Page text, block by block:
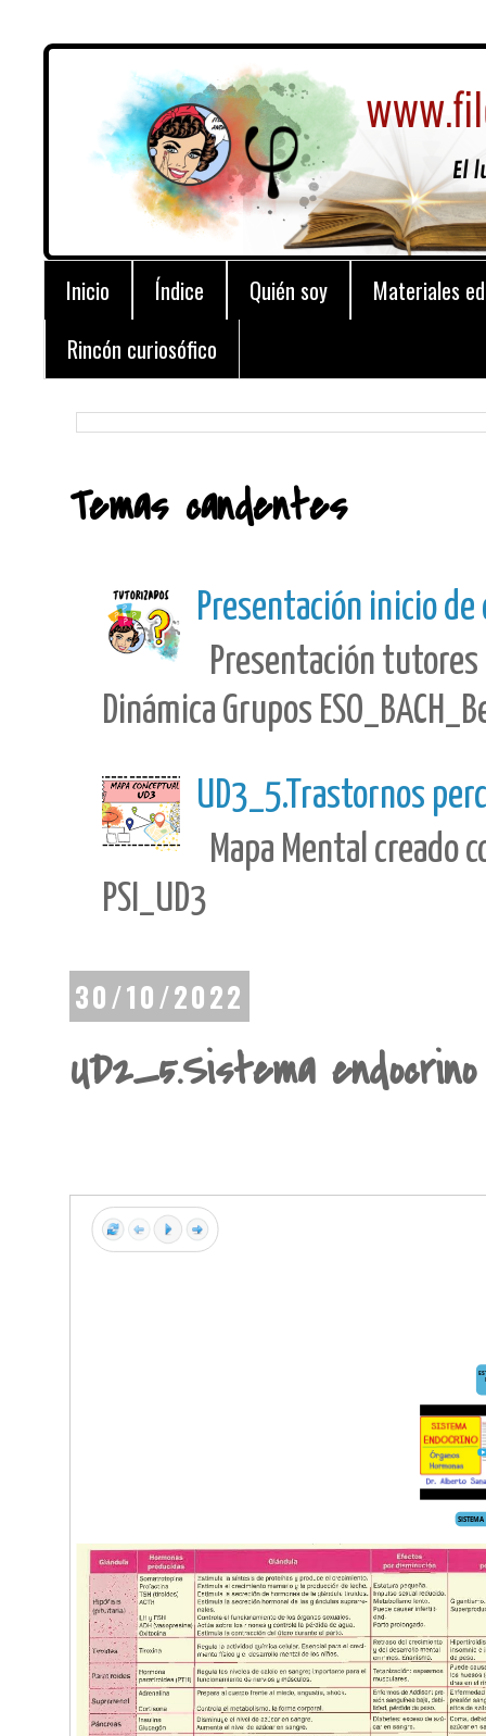
Inicio Índice Quién soy
Materiales
Rincón curiosófico
Temas candentes
Presentación inicio de
Presentación
Dinámica Grupos
UD3_5.Trastornos
Mapa Mental creado
PSI_UD3
30/10/2022
UD2_5.Sistema endocrino